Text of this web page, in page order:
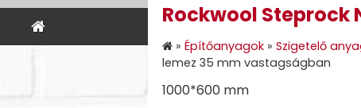
KEZDŐLAP
Rockwool Steprock
» Építőanyagok » Szigetelő
lemez 35 mm vastagságban
1000*600 mm